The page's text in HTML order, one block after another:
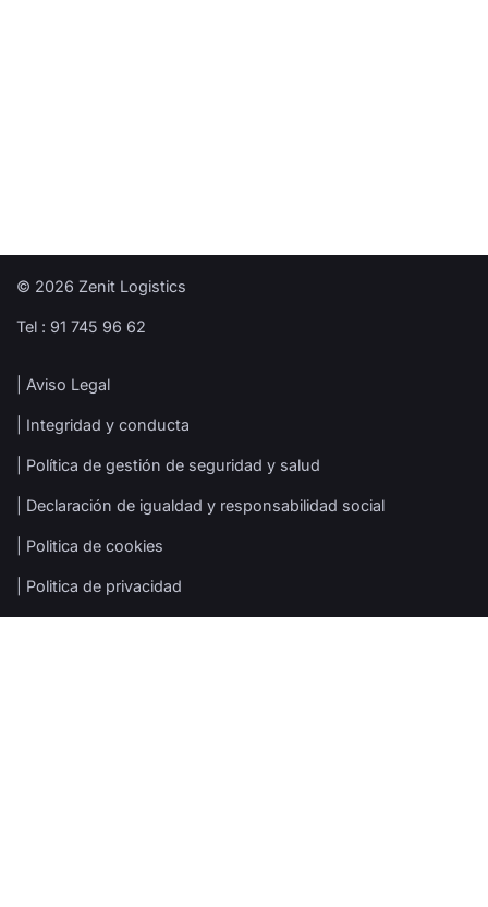
© 2026 Zenit Logistics
Tel : 91 745 96 62
| Aviso Legal
| Integridad y conducta
| Política de gestión de seguridad y salud
| Declaración de igualdad y responsabilidad social
| Politica de cookies
| Politica de privacidad